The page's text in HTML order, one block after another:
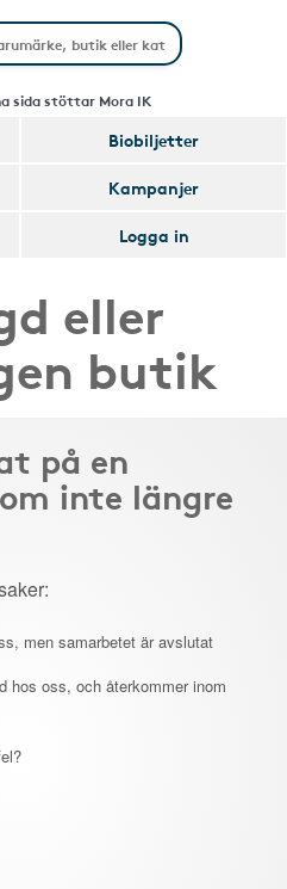
sida stöttar Mora IK
Biobiljetter
Kampanjer
Logga in
eller
butik
på en
inte längre
men samarbetet är avslutat
hos oss, och återkommer inom